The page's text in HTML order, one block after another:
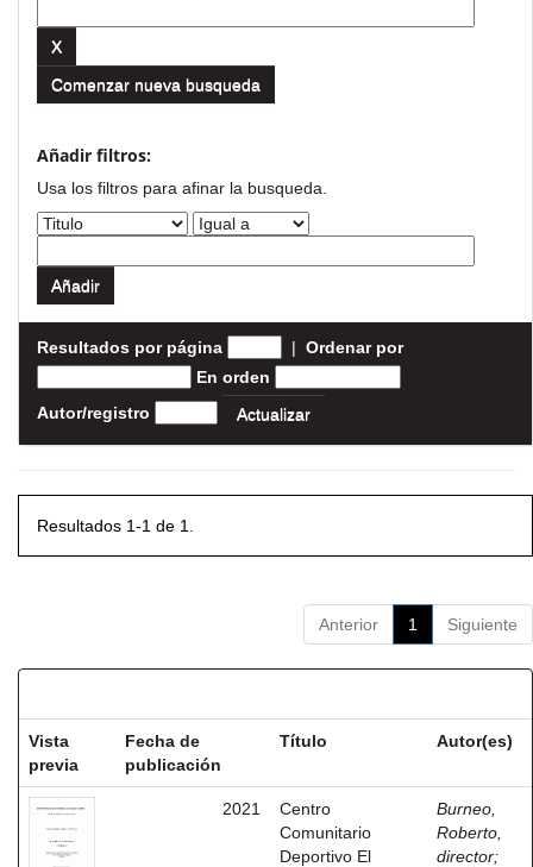
Comenzar nueva busqueda
Añadir filtros:
Usa los filtros para afinar la busqueda.
Resultados por página | Ordenar por
En orden
Autor/registro
Resultados 1-1 de 1.
Anterior 1 Siguiente
Vista
previa
Fecha de
publicación
Título Autor(es)
2021
Centro
Comunitario
Deportivo El
Burneo,
Roberto,
director;